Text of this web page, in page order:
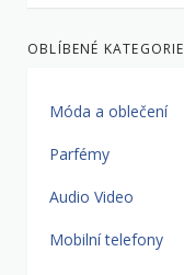
OBLÍBENÉ KATEGORIE
Móda a oblečení
Parfémy
Audio Video
Mobilní telefony